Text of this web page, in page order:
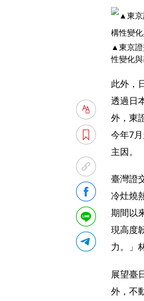
▲東京
性變化與
此外，
透過日
外，東
今年7
主因。
臺灣證
冷灶燒
期間以
現高度
力。」
展望臺
外，不